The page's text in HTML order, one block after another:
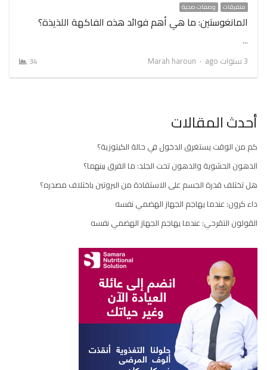
متفرقات وصفات صحية
المانغوستين: ما هي أهم فوائد هذه الفاكهة اللذيذة؟
…
3 سنوات ago
Author
Marah haroun
34
أحدث المقالات
كم من الوقت يستغرق الدخول في حالة الكيتوزية؟
الدهون الحشوية والدهون تحت الجلد: ما الفرق بينهما؟
هل تختلف قدرة الجسم على الاستفادة من البروتين باختلاف مصدره؟
داء كرون: عندما يهاجم الجهاز الهضمي نفسه
القولون التقرحي: عندما يهاجم الجهاز الهضمي نفسه